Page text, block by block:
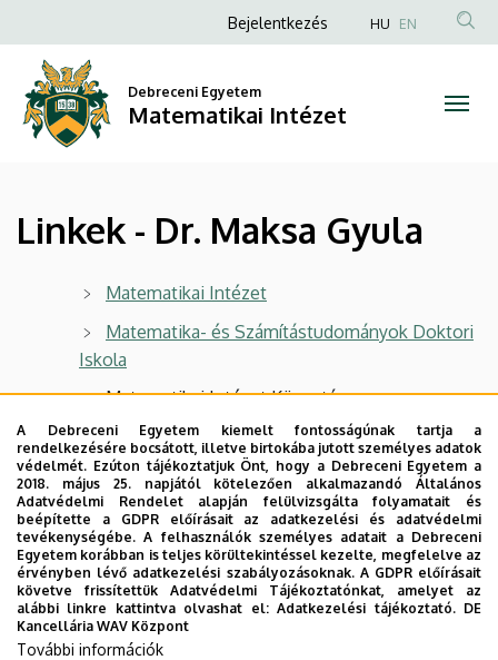
Dr.
Maksa
Gyula
Matematikai
Intézet
a
tartalomra
Anonim
fiók
menüje
Bejelentkezés HU EN
Debreceni Egyetem
Matematikai Intézet
Linkek - Dr. Maksa Gyula
Matematikai Intézet
Matematika- és Számítástudományok Doktori
Iskola
Matematikai Intézet Könyvtára
Természettudományi és Technológiai Kar
Debreceni Egyetem
Bolyai János Matematikai Társulat
American Mathematical Society
MathSciNet
European Mathematical Information Service
A Debreceni Egyetem kiemelt fontosságúnak tartja a
rendelkezésére bocsátott, illetve birtokába jutott személyes adatok
védelmét. Ezúton tájékoztatjuk Önt, hogy a Debreceni Egyetem a
2018. május 25. napjától kötelezően alkalmazandó Általános
Adatvédelmi Rendelet alapján felülvizsgálta folyamatait és
beépítette a GDPR előírásait az adatkezelési és adatvédelmi
tevékenységébe. A felhasználók személyes adatait a Debreceni
Egyetem korábban is teljes körültekintéssel kezelte, megfelelve az
érvényben lévő adatkezelési szabályozásoknak. A GDPR előírásait
követve frissítettük Adatvédelmi Tájékoztatónkat, amelyet az
alábbi linkre kattintva olvashat el:Adatkezelési tájékoztató. DE
Kancellária WAV Központ
További információk